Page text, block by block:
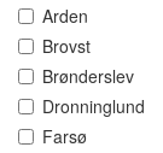
Arden
Brovst
Brønderslev
Dronninglund
Farsø